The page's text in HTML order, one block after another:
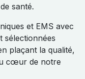
santé.
et EMS avec
sélectionnées
plaçant la qualité,
cœur de notre